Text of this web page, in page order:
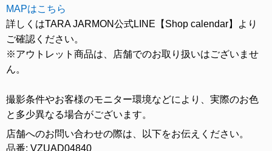
MAPはこちら
詳しくはTARA JARMON公式LINE【Shop calendar】より
ご確認ください。
※アウトレット商品は、店舗でのお取り扱いはございませ
ん。
撮影条件やお客様のモニター環境などにより、実際のお色
と多少異なる場合がございます。
店舗へのお問い合わせの際は、以下をお伝えください。
品番: VZUAD04840